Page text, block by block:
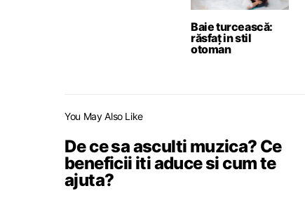
Baie turcească:
răsfaț in stil
otoman
You May Also Like
De ce sa asculti muzica? Ce
beneficii iti aduce si cum te
ajuta?